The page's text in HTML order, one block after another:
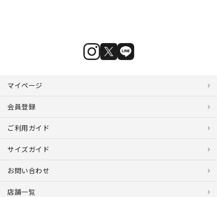
マイページ
会員登録
ご利用ガイド
サイズガイド
お問い合わせ
店舗一覧